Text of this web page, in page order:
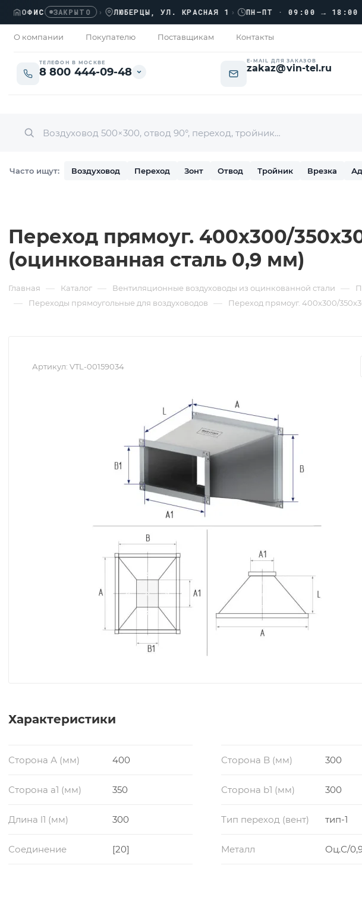
ОФИС ЗАКРЫТО › ЛЮБЕРЦЫ, УЛ. КРАСНАЯ 1› ПН–ПТ · 09:00 → 18:00
О компании Покупателю Поставщикам Контакты
ТЕЛЕФОН В МОСКВЕ
8 800 444-09-48
E-MAIL ДЛЯ ЗАКАЗОВ
zakaz@vin-tel.ru
Часто ищут: Воздуховод Переход Зонт Отвод Тройник Врезка
Переход прямоуг. 400х300/
(оцинкованная сталь 0,9 мм)
Главная — Каталог — Вентиляционные воздуховоды из оцинкованной стали —
— Переходы прямоугольные для воздуховодов — Переход прямоуг. 400х300/
Артикул: VTL-00159034
Характеристики
Сторона А (мм) 400 Сторона B (мм) 300
Сторона a1 (мм) 350 Сторона b1 (мм) 300
Длина l1 (мм) 300 Тип переход (вент) тип-1
Соединение [20] Металл Оц.С/